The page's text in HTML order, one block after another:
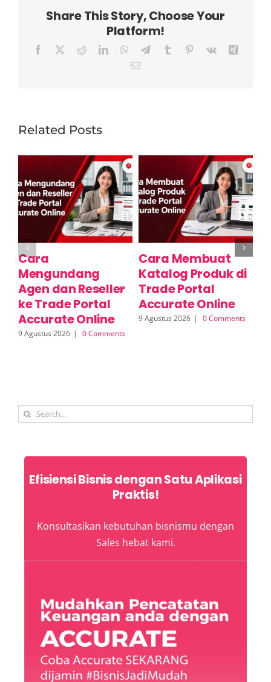
Share This Story, Choose Your
Platform!
Facebook RedditLinkedInWhatsApp
TelegramTumblr Pinterest
Vk
Email
Related Posts
Cara
Mengundang
Agen dan Reseller
ke Trade Portal
Accurate Online
9 Agustus 2026 | 0 Comments
Cara Membuat
Katalog Produk di
Trade Portal
Accurate Online
9 Agustus 2026 | 0 Comments
Search
Efisiensi Bisnis dengan Satu Aplikasi
Praktis!
Konsultasikan kebutuhan bisnismu dengan
Sales hebat kami.